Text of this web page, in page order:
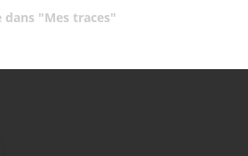
dans "Mes traces"